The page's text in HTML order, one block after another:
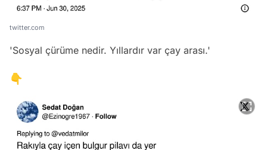
twitter.com
'Sosyal çürüme nedir. Yıllardır var çay arası.'
👇